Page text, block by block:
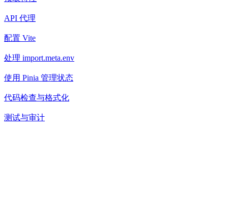
API 代理
配置 Vite
处理 import.meta.env
使用 Pinia 管理状态
代码检查与格式化
测试与审计